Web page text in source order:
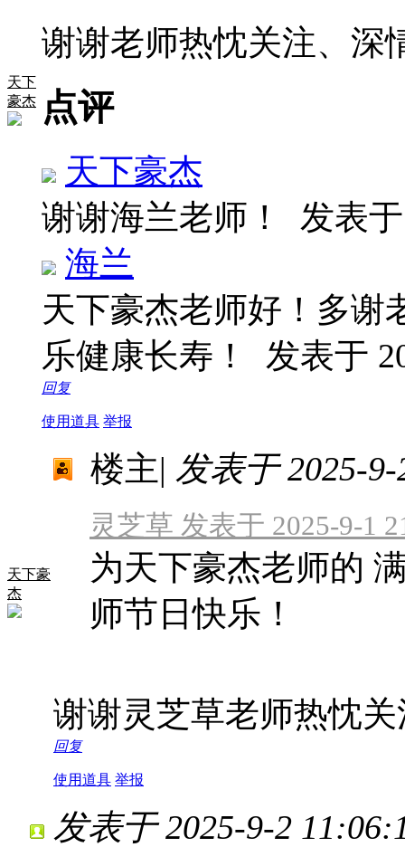
天下
豪杰
谢谢老师热忱关注、深
点评
天下豪杰
谢谢海兰老师！ 发表
海兰
天下豪杰老师好！多谢
乐健康长寿！ 发表于
回复
使用道具 举报
天下豪
杰
楼主| 发表于 2025-
灵芝草 发表于 2025-9-1
为天下豪杰老师的
师节日快乐！
谢谢灵芝草老师热忱
回复
使用道具 举报
发表于 2025-9-2